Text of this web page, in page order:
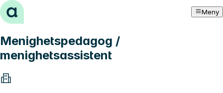
Hopp til innhold Meny
Menighetspedagog /
menighetsassistent